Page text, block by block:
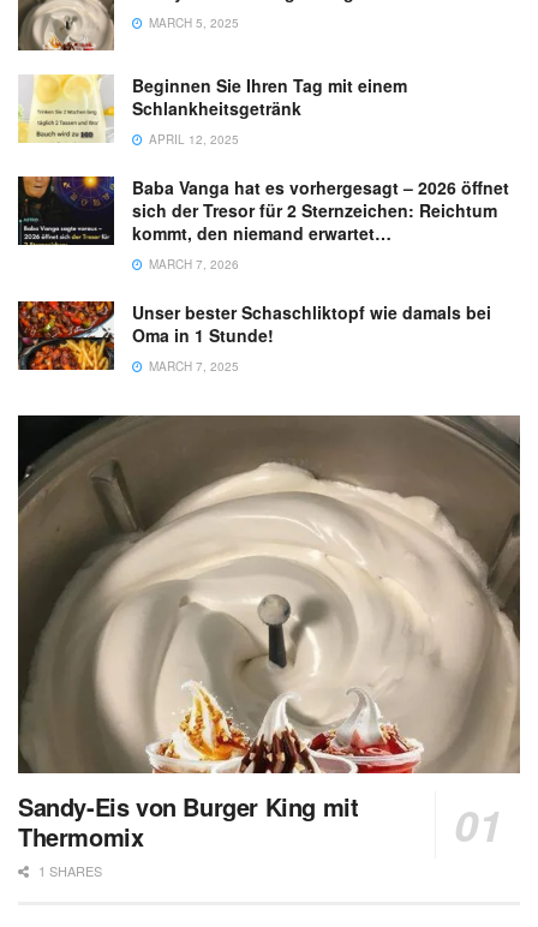
MARCH 5, 2025
Beginnen Sie Ihren Tag mit einem
Schlankheitsgetränk
APRIL 12, 2025
Baba Vanga hat es vorhergesagt – 2026 öffnet
sich der Tresor für 2 Sternzeichen: Reichtum
kommt, den niemand erwartet…
MARCH 7, 2026
Unser bester Schaschliktopf wie damals bei
Oma in 1 Stunde!
MARCH 7, 2025
Sandy-Eis von Burger King mit
Thermomix
1 SHARES